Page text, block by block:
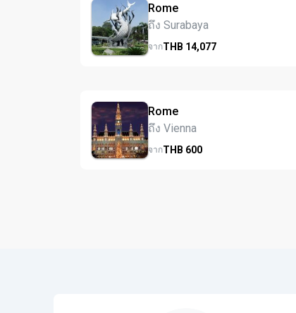
Rome
ถึง Surabaya
จากTHB 14,077
Rome
ถึง Vienna
จากTHB 600